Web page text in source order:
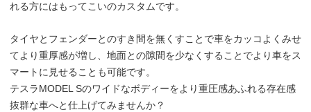
れる方にはもってこいのカスタムです。
タイヤとフェンダーとのすき間を無くすことで車をカッコよくみせ
てより重厚感が増し、地面との隙間を少なくすることでより車をス
マートに見せることも可能です。
テスラMODEL Sのワイドなボディーをより重圧感あふれる存在感
抜群な車へと仕上げてみませんか？